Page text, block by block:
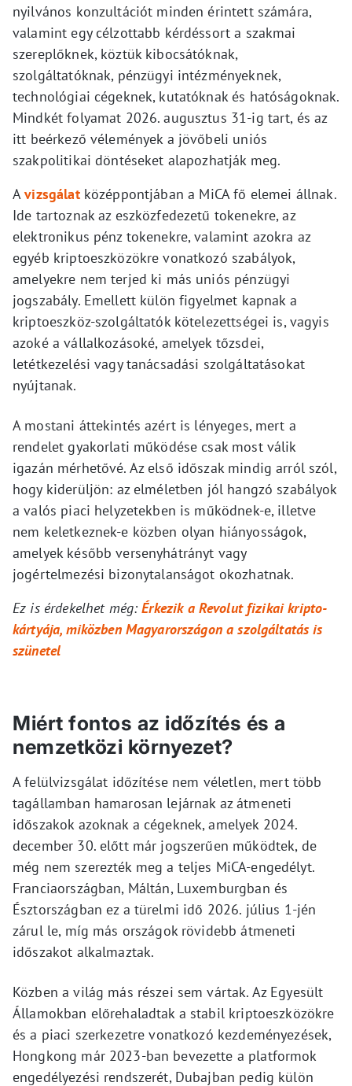
nyilvános konzultációt minden érintett számára,
valamint egy célzottabb kérdéssort a szakmai
szereplőknek, köztük kibocsátóknak,
szolgáltatóknak, pénzügyi intézményeknek,
technológiai cégeknek, kutatóknak és hatóságoknak.
Mindkét folyamat 2026. augusztus 31-ig tart, és az
itt beérkező vélemények a jövőbeli uniós
szakpolitikai döntéseket alapozhatják meg.
Avizsgálatközéppontjában a MiCA fő elemei állnak.
Ide tartoznak az eszközfedezetű tokenekre, az
elektronikus pénz tokenekre, valamint azokra az
egyéb kriptoeszközökre vonatkozó szabályok,
amelyekre nem terjed ki más uniós pénzügyi
jogszabály. Emellett külön figyelmet kapnak a
kriptoeszköz-szolgáltatók kötelezettségei is, vagyis
azoké a vállalkozásoké, amelyek tőzsdei,
letétkezelési vagy tanácsadási szolgáltatásokat
nyújtanak.
A mostani áttekintés azért is lényeges, mert a
rendelet gyakorlati működése csak most válik
igazán mérhetővé. Az első időszak mindig arról szól,
hogy kiderüljön: az elméletben jól hangzó szabályok
a valós piaci helyzetekben is működnek-e, illetve
nem keletkeznek-e közben olyan hiányosságok,
amelyek később versenyhátrányt vagy
jogértelmezési bizonytalanságot okozhatnak.
Ez is érdekelhet még:Érkezik a Revolut fizikai kripto-
kártyája, miközben Magyarországon a szolgáltatás is
szünetel
Miért fontos az időzítés és a
nemzetközi környezet?
A felülvizsgálat időzítése nem véletlen, mert több
tagállamban hamarosan lejárnak az átmeneti
időszakok azoknak a cégeknek, amelyek 2024.
december 30. előtt már jogszerűen működtek, de
még nem szerezték meg a teljes MiCA-engedélyt.
Franciaországban, Máltán, Luxemburgban és
Észtországban ez a türelmi idő 2026. július 1-jén
zárul le, míg más országok rövidebb átmeneti
időszakot alkalmaztak.
Közben a világ más részei sem vártak. Az Egyesült
Államokban előrehaladtak a stabil kriptoeszközökre
és a piaci szerkezetre vonatkozó kezdeményezések,
Hongkong már 2023-ban bevezette a platformok
engedélyezési rendszerét, Dubajban pedig külön